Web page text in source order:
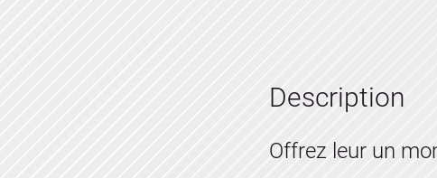
Description
Offrez leur un